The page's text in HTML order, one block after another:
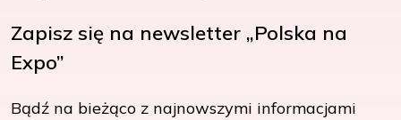
Zapisz się na newsletter „Polska na
Expo”
Bądź na bieżąco z najnowszymi informacjami